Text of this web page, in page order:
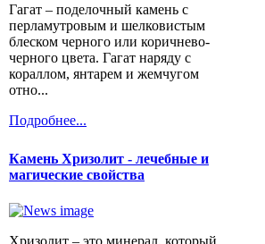
Гагат – поделочный камень с
перламутровым и шелковистым
блеском черного или коричнево-
черного цвета. Гагат наряду с
кораллом, янтарем и жемчугом
отно...
Подробнее...
Камень Хризолит - лечебные и
магические свойства
Хризолит – это минерал, который